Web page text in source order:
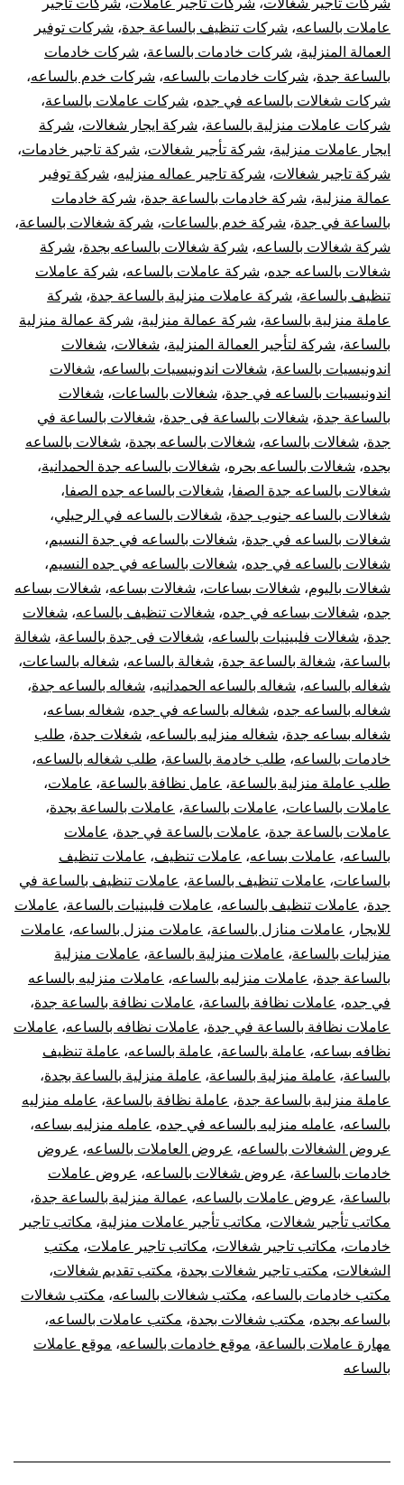
شركات تاجير شغالات، شركات تاجير عاملات، شركات تاجير
عاملات بالساعه، شركات تنظيف بالساعة جدة، شركات توفير
العمالة المنزلية، شركات خادمات بالساعة، شركات خادمات
بالساعة جدة، شركات خادمات بالساعه، شركات خدم بالساعه،
شركات شغالات بالساعه في جده، شركات عاملات بالساعة،
شركات عاملات منزلية بالساعة، شركة ايجار شغالات، شركة
ايجار عاملات منزلية، شركة تأجير شغالات، شركة تاجير خادمات،
شركة تاجير شغالات، شركة تاجير عماله منزليه، شركة توفير
عمالة منزلية، شركة خادمات بالساعة جدة، شركة خادمات
بالساعة في جدة، شركة خدم بالساعات، شركة شغالات بالساعة،
شركة شغالات بالساعه، شركة شغالات بالساعه بجدة، شركة
شغالات بالساعه جده، شركة عاملات بالساعه، شركة عاملات
تنظيف بالساعة، شركة عاملات منزلية بالساعة جدة، شركة
عاملة منزلية بالساعة، شركة عمالة منزلية، شركة عمالة منزلية
بالساعة، شركة لتأجير العمالة المنزلية، شغالات، شغالات
اندونيسيات بالساعة، شغالات اندونيسيات بالساعه، شغالات
اندونيسيات بالساعه في جدة، شغالات بالساعات، شغالات
بالساعة جدة، شغالات بالساعة فى جدة، شغالات بالساعة في
جدة، شغالات بالساعه، شغالات بالساعه بجدة، شغالات بالساعه
بجده، شغالات بالساعه بحره، شغالات بالساعه جدة الحمدانية،
شغالات بالساعه جدة الصفا، شغالات بالساعه جده الصفا،
شغالات بالساعه جنوب جدة، شغالات بالساعه في الرحيلي،
شغالات بالساعه في جدة، شغالات بالساعه في جدة النسيم،
شغالات بالساعه في جده، شغالات بالساعه في جده النسيم،
شغالات باليوم، شغالات بساعات، شغالات بساعه، شغالات بساعه
جده، شغالات بساعه في جده، شغالات تنظيف بالساعه، شغالات
جدة، شغالات فلبينيات بالساعه، شغالات فى جدة بالساعة، شغالة
بالساعة، شغالة بالساعة جدة، شغالة بالساعه، شغاله بالساعات،
شغاله بالساعه، شغاله بالساعه الحمدانيه، شغاله بالساعه جدة،
شغاله بالساعه جده، شغاله بالساعه في جده، شغاله بساعه،
شغاله بساعه جدة، شغاله منزليه بالساعه، شغلات جدة، طلب
خادمات بالساعه، طلب خادمة بالساعة، طلب شغاله بالساعه،
طلب عاملة منزلية بالساعة، عامل نظافة بالساعة، عاملات،
عاملات بالساعات، عاملات بالساعة، عاملات بالساعة بجدة،
عاملات بالساعة جدة، عاملات بالساعة في جدة، عاملات
بالساعه، عاملات بساعه، عاملات تنظيف، عاملات تنظيف
بالساعات، عاملات تنظيف بالساعة، عاملات تنظيف بالساعة في
جدة، عاملات تنظيف بالساعه، عاملات فلبينيات بالساعة، عاملات
للايجار ، عاملات منازل بالساعة، عاملات منزل بالساعه، عاملات
منزليات بالساعة، عاملات منزلية بالساعة، عاملات منزلية
بالساعة جدة، عاملات منزليه بالساعه، عاملات منزليه بالساعه
في جده، عاملات نظافة بالساعة، عاملات نظافة بالساعة جدة،
عاملات نظافة بالساعة في جدة، عاملات نظافه بالساعه، عاملات
نظافه بساعه، عاملة بالساعة، عاملة بالساعه، عاملة تنظيف
بالساعة، عاملة منزلية بالساعة، عاملة منزلية بالساعة بجدة،
عاملة منزلية بالساعة جدة، عاملة نظافة بالساعة، عامله منزليه
بالساعه، عامله منزليه بالساعه في جده، عامله منزليه بساعه،
عروض الشغالات بالساعه، عروض العاملات بالساعه، عروض
خادمات بالساعة، عروض شغالات بالساعه، عروض عاملات
بالساعة، عروض عاملات بالساعه، عمالة منزلية بالساعة جدة،
مكاتب تأجير شغالات، مكاتب تأجير عاملات منزلية، مكاتب تاجير
خادمات، مكاتب تاجير شغالات، مكاتب تاجير عاملات، مكتب
الشغالات، مكتب تاجير شغالات بجدة، مكتب تقديم شغالات،
مكتب خادمات بالساعه، مكتب شغالات بالساعه، مكتب شغالات
بالساعه بجده، مكتب شغالات بجدة، مكتب عاملات بالساعه،
مهارة عاملات بالساعة، موقع خادمات بالساعه، موقع عاملات
بالساعه